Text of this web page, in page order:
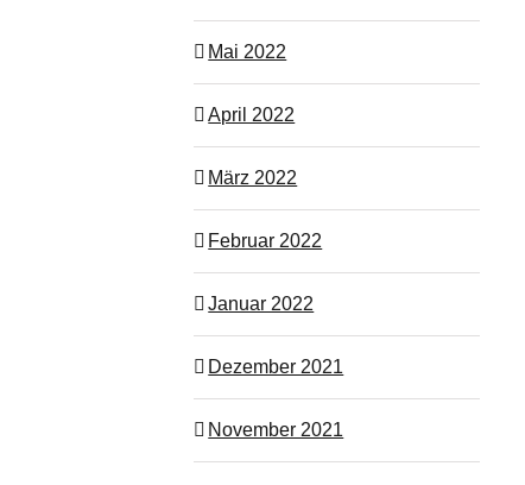
Mai 2022
April 2022
März 2022
Februar 2022
Januar 2022
Dezember 2021
November 2021